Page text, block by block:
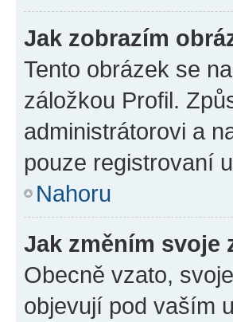
Jak zobrazím
Tento obrázek se
záložkou Profil.
administrátorovi a
pouze registrovaní
Nahoru
Jak změním svoje
Obecně vzato,
objevují pod vaším